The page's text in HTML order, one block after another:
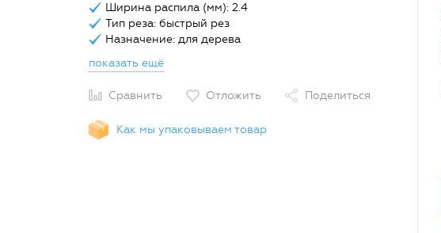
Ширина распила (мм): 2.4
Тип реза: быстрый рез
Назначение: для дерева
показать ещё
Сравнить Отложить Поделиться
Как мы упаковываем товар